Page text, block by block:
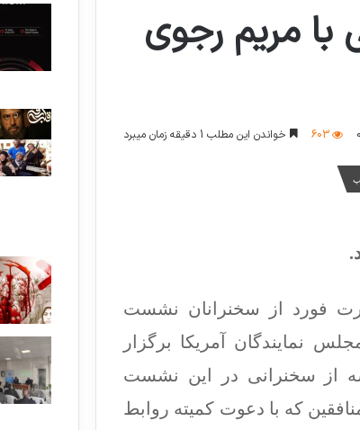
با مریم رجوی
0
603 خواندن این مطلب 1 دقیقه زمان میبرد
فورد از سخنرانان نشست
نمایندگان آمریکا برگزار
از سخنرانی در این نشست
که با دعوت کمیته روابط